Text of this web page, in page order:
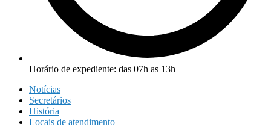
Horário de expediente: das 07h as 13h
Notícias
Secretários
História
Locais de atendimento